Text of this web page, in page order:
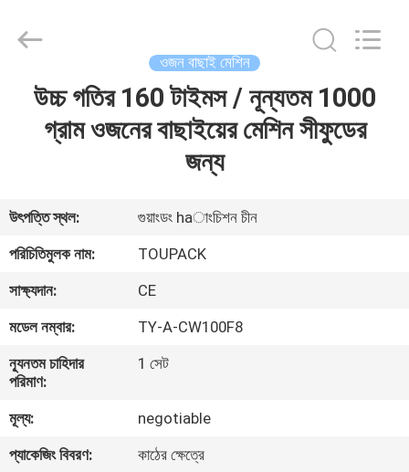
বাড়ি
আমাদের
সম্পর্কে
ফ্যাক্টরি
ট্যুর
নিয়ন্ত্রণ
Reserved.
ওজন বাছাই মেশিন
উচ্চ গতির 160 টাইমস / নূন্যতম 1000
গ্রাম ওজনের বাছাইয়ের মেশিন সীফুডের
জন্য
উৎপত্তি স্থল:
গুয়াংডং haাংচিশন চীন
পরিচিতিমুলক নাম:
TOUPACK
সাক্ষ্যদান:
CE
মডেল নম্বার:
TY-A-CW100F8
ন্যূনতম চাহিদার
পরিমাণ:
1 সেট
মূল্য:
negotiable
প্যাকেজিং বিবরণ:
কাঠের ক্ষেত্রে